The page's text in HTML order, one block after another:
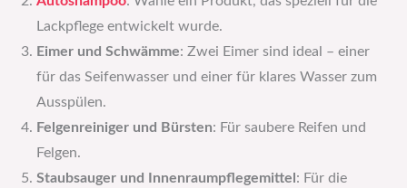
Lackpflege entwickelt wurde.
Eimer und Schwämme: Zwei Eimer sind ideal – einer
für das Seifenwasser und einer für klares Wasser zum
Ausspülen.
Felgenreiniger und Bürsten: Für saubere Reifen und
Felgen.
Staubsauger und Innenraumpflegemittel : Für die